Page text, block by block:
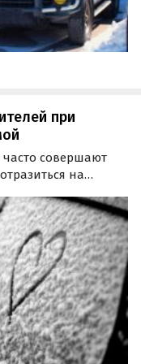
при
совершают
на
ремонта АГ